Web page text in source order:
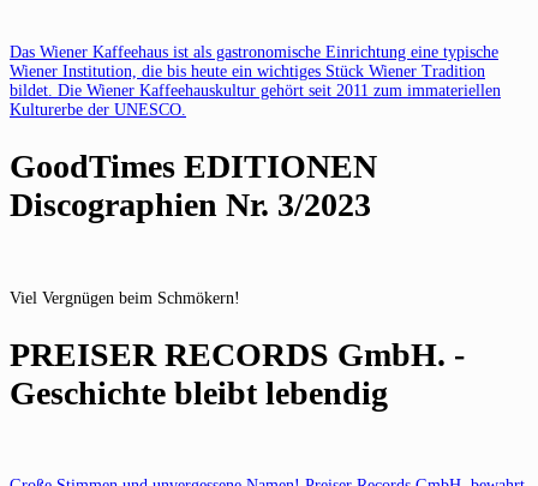
Das Wiener Kaffeehaus ist als gastronomische Einrichtung eine typische
Wiener Institution, die bis heute ein wichtiges Stück Wiener Tradition
bildet. Die Wiener Kaffeehauskultur gehört seit 2011 zum immateriellen
Kulturerbe der UNESCO.
GoodTimes EDITIONEN
Discographien Nr. 3/2023
Viel Vergnügen beim Schmökern!
PREISER RECORDS GmbH. -
Geschichte bleibt lebendig